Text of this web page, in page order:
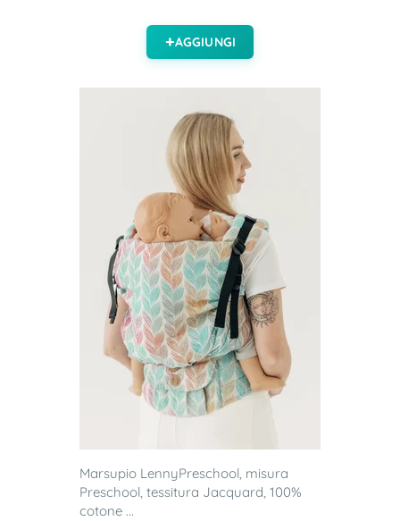
AGGIUNGI
Marsupio LennyPreschool, misura
Preschool, tessitura Jacquard, 100%
cotone ...